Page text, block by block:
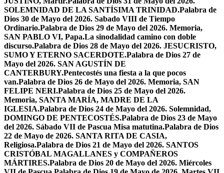
SOLEMNIDAD DE LA SANTÍSIMA TRINIDAD.Palabra de
Dios 30 de Mayo del 2026. Sabado VIII de Tiempo
Ordinario.Palabra de Dios 29 de Mayo del 2026. Memoria,
SAN PABLO VI, Papa.La sinodalidad camino con doble
discurso.Palabra de Dios 28 de Mayo del 2026. JESUCRISTO,
SUMO Y ETERNO SACERDOTE.Palabra de Dios 27 de
Mayo del 2026. SAN AGUSTÍN DE
CANTERBURY.Pentecostés una fiesta a la que pocos
van.Palabra de Dios 26 de Mayo del 2026. Memoria, SAN
FELIPE NERI.Palabra de Dios 25 de Mayo del 2026.
Memoria, SANTA MARÍA, MADRE DE LA
IGLESIA.Palabra de Dios 24 de Mayo del 2026. Solemnidad,
DOMINGO DE PENTECOSTÉS.Palabra de Dios 23 de Mayo
del 2026. Sábado VII de Pascua Misa matutina.Palabra de Dios
22 de Mayo de 2026. SANTA RITA DE CASIA,
Religiosa.Palabra de Dios 21 de Mayo del 2026. SANTOS
CRISTÓBAL MAGALLANES y COMPAÑEROS
MÁRTIRES.Palabra de Dios 20 de Mayo del 2026. Miércoles